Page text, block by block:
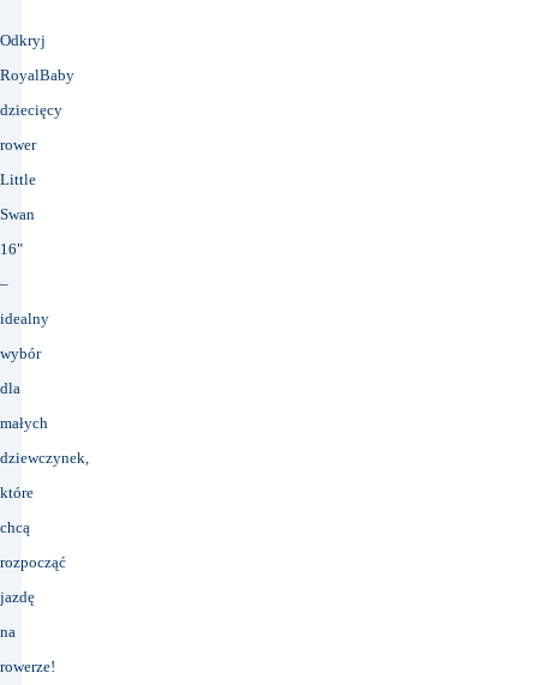
Odkryj
RoyalBaby
dziecięcy
rower
Little
Swan
16"
–
idealny
wybór
dla
małych
dziewczynek,
które
chcą
rozpocząć
jazdę
na
rowerze!